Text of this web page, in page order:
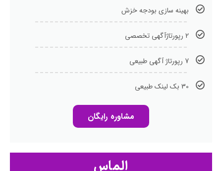
بهینه سازی بودجه خزش
2 رپورتاژآگهی تخصصی
7 رپورتاژ آگهی طبیعی
30 بک لینک طبیعی
مشاوره رایگان